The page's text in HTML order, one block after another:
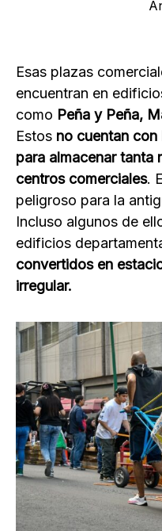
Esas plazas
encuentran en
como Peña y Peña,
Estos no cuentan
para almacenar tanta
centros comerciales.
peligroso para la
Incluso algunos de
edificios
convertidos en
irregular.